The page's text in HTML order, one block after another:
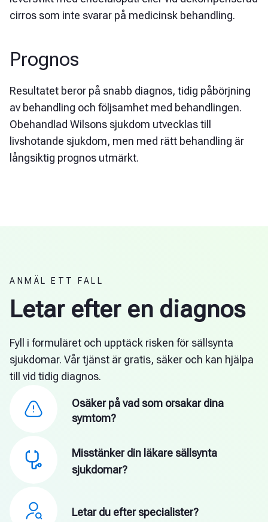
cirros som inte svarar på medicinsk behandling.
Prognos
Resultatet beror på snabb diagnos, tidig påbörjning
av behandling och följsamhet med behandlingen.
Obehandlad Wilsons sjukdom utvecklas till
livshotande sjukdom, men med rätt behandling är
långsiktig prognos utmärkt.
ANMÄL ETT FALL
Letar efter en diagnos
Fyll i formuläret och upptäck risken för sällsynta
sjukdomar. Vår tjänst är gratis, säker och kan hjälpa
till vid tidig diagnos.
Osäker på vad som orsakar dina
symtom?
Misstänker din läkare sällsynta
sjukdomar?
Letar du efter specialister?